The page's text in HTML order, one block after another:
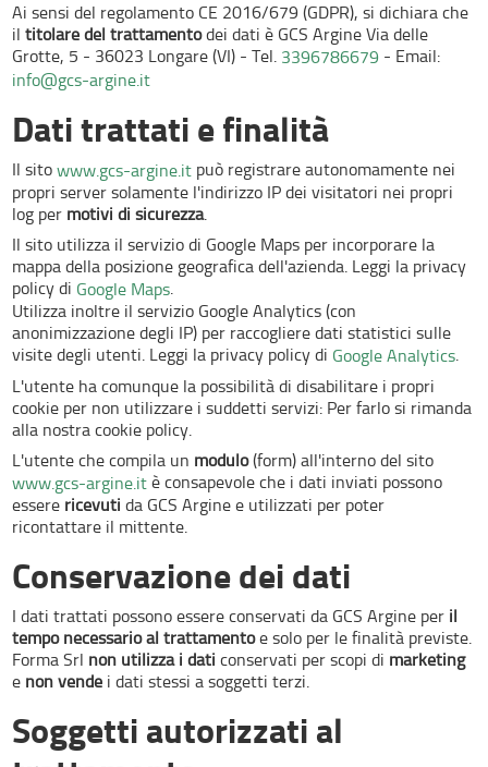
Ai sensi del regolamento CE 2016/679 (GDPR), si dichiara che
iltitolare del trattamentodei dati è GCS Argine Via delle
Grotte, 5 - 36023 Longare (VI) - Tel. 3396786679 - Email:
info@gcs-argine.it
Dati trattati e finalità
Il sitowww.gcs-argine.it può registrare autonomamente nei
propri server solamente l'indirizzo IP dei visitatori nei propri
log per motivi di sicurezza.
Il sito utilizza il servizio di Google Maps per incorporare la
mappa della posizione geografica dell'azienda. Leggi la privacy
policy di Google Maps
Utilizza inoltre il servizio Google Analytics (con
anonimizzazione degli IP) per raccogliere dati statistici sulle
visite degli utenti. Leggi la privacy policy di Google Analytics
L'utente ha comunque la possibilità di disabilitare i propri
cookie per non utilizzare i suddetti servizi: Per farlo si rimanda
alla nostra cookie policy.
L'utente che compila un modulo(form) all'interno del sito
www.gcs-argine.it è consapevole che i dati inviati possono
essere ricevuti da GCS Argine e utilizzati per poter
ricontattare il mittente.
Conservazione dei dati
I dati trattati possono essere conservati da GCS Argine per il
tempo necessario al trattamentoe solo per le finalità previste.
Forma Srl non utilizza i dati conservati per scopi di marketing
e non vende i dati stessi a soggetti terzi.
Soggetti autorizzati al